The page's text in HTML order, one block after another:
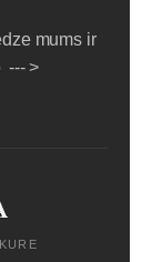
mums ir
>